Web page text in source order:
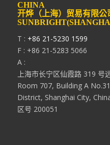
CHINA
开烨（上海）贸易有限公
T : +86 21-5230 1599
F : +86 21-5283 5066
A :
上海市长宁区仙霞路 319 号
Room 707, Building A
District, Shanghai City,
区号 200051